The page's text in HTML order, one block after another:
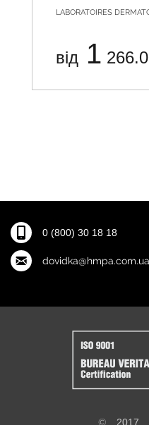
LABORATOIRES
від 1
0 (800) 30 18 18
dovidka@hmpa.com.ua
© 2017